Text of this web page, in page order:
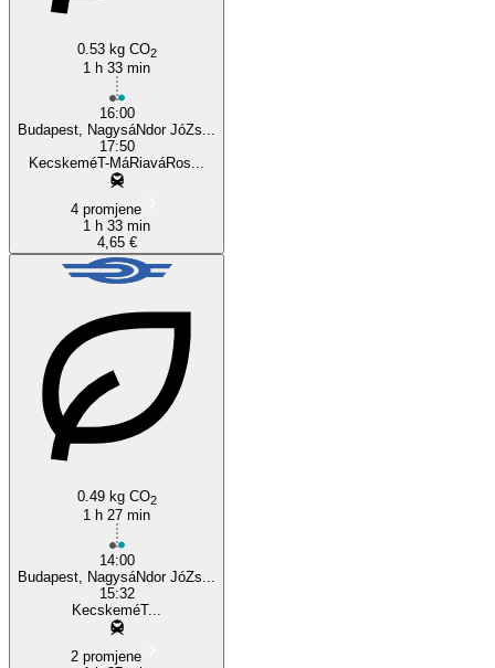
0.53 kg CO2
1 h 33 min
16:00
Budapest, NagysáNdor JóZs...
17:50
KecskeméT-MáRiaváRos...
4 promjene
1 h 33 min
4,65 €
0.49 kg CO2
1 h 27 min
14:00
Budapest, NagysáNdor JóZs...
15:32
KecskeméT...
2 promjene